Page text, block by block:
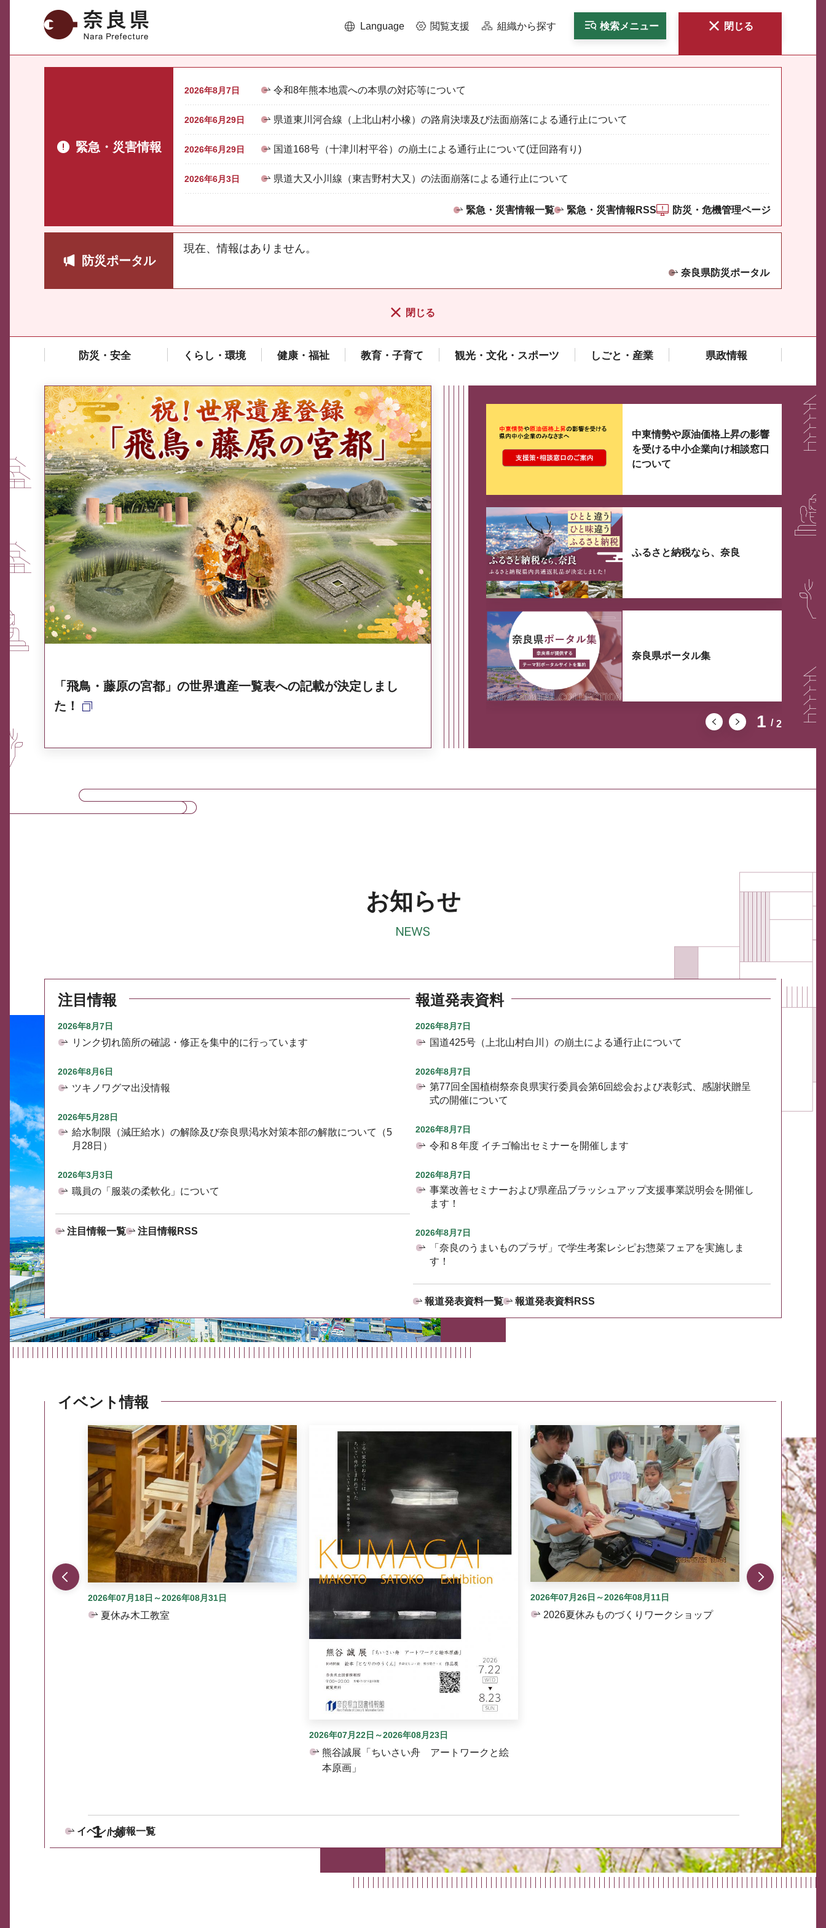
奈良県 Language 閲覧支援 組織から探す 検索メニュー 閉じる
緊急・災害情報
2026年8月7日 令和8年熊本地震への本県の対応等について
2026年6月29日 県道東川河合線（上北山村小橡）の路肩決壊及び法面崩落による通行止について
2026年6月29日 国道168号（十津川村平谷）の崩土による通行止について(迂回路有り)
2026年6月3日 県道大又小川線（東吉野村大又）の法面崩落による通行止について
緊急・災害情報一覧 緊急・災害情報RSS 防災・危機管理ページ
防災ポータル
現在、情報はありません。
奈良県防災ポータル
閉じる
防災・安全 くらし・環境 健康・福祉 教育・子育て 観光・文化・スポーツ しごと・産業 県政情報
「飛鳥・藤原の宮都」の世界遺産一覧表への記載が決定しまし
た！
ここから最大3つずつ情報が表示されるスライダーがあります。
1 2
中東情勢や原油価格上昇の影響
を受ける中小企業向け相談窓口
について
ふるさと納税なら、奈良
県広報誌「県民だより奈良」
2026年8月号
奈良県政策集
中東情勢や原油価格上昇の影響
を受ける中小企業向け相談窓口
について
ふるさと納税なら、奈良
奈良県ポータル集
お知らせ
注目情報
2026年8月7日
リンク切れ箇所の確認・修正を集中的に行っています
2026年8月6日
ツキノワグマ出没情報
2026年5月28日
給水制限（減圧給水）の解除及び奈良県渇水対策本部の解散について（5
月28日）
2026年3月3日
職員の「服装の柔軟化」について
注目情報一覧 注目情報RSS
報道発表資料
2026年8月7日
国道425号（上北山村白川）の崩土による通行止について
2026年8月7日
第77回全国植樹祭奈良県実行委員会第6回総会および表彰式、感謝状贈呈
式の開催について
2026年8月7日
令和８年度 イチゴ輸出セミナーを開催します
2026年8月7日
事業改善セミナーおよび県産品ブラッシュアップ支援事業説明会を開催し
ます！
2026年8月7日
「奈良のうまいものプラザ」で学生考案レシピお惣菜フェアを実施しま
す！
報道発表資料一覧 報道発表資料RSS
イベント情報
1 30
2026年07月18日～2026年08月31日
夏休み木工教室
2026年07月22日～2026年08月23日
熊谷誠展「ちいさい舟 アートワークと絵
本原画」
2026年07月26日～2026年08月11日
2026夏休みものづくりワークショップ
イベント情報一覧